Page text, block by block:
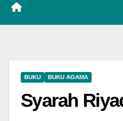
BUKU BUKU AGAMA
Syarah